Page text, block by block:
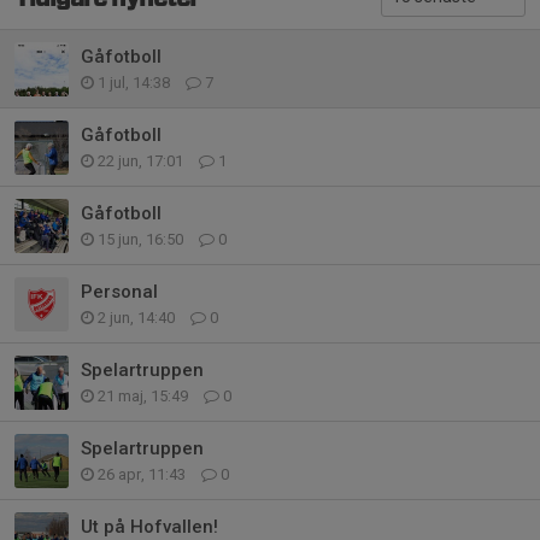
Gåfotboll
1 jul, 14:38 7
Gåfotboll
22 jun, 17:01 1
Gåfotboll
15 jun, 16:50 0
Personal
2 jun, 14:40 0
Spelartruppen
21 maj, 15:49 0
Spelartruppen
26 apr, 11:43 0
Ut på Hofvallen!